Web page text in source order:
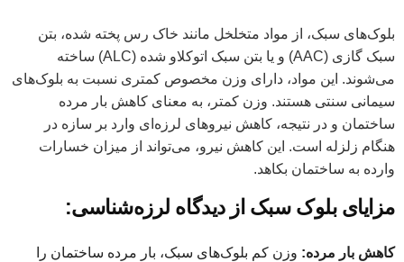
بلوک‌های سبک، از مواد متخلخل مانند خاک رس پخته شده، بتن
سبک گازی (AAC) و یا بتن سبک اتوکلاو شده (ALC) ساخته
می‌شوند. این مواد، دارای وزن مخصوص کمتری نسبت به بلوک‌های
سیمانی سنتی هستند. وزن کمتر، به معنای کاهش بار مرده
ساختمان و در نتیجه، کاهش نیروهای لرزه‌ای وارد بر سازه در
هنگام زلزله است. این کاهش نیرو، می‌تواند از میزان خسارات
وارده به ساختمان بکاهد.
مزایای بلوک سبک از دیدگاه لرزه‌شناسی:
کاهش بار مرده: وزن کم بلوک‌های سبک، بار مرده ساختمان را